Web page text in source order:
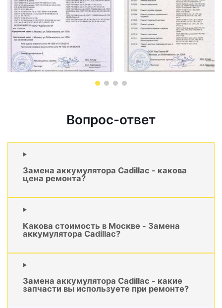
Вопрос-ответ
Замена аккумулятора Cadillac - какова
цена ремонта?
Какова стоимость в Москве - Замена
аккумулятора Cadillac?
Замена аккумулятора Cadillac - какие
запчасти вы используете при ремонте?